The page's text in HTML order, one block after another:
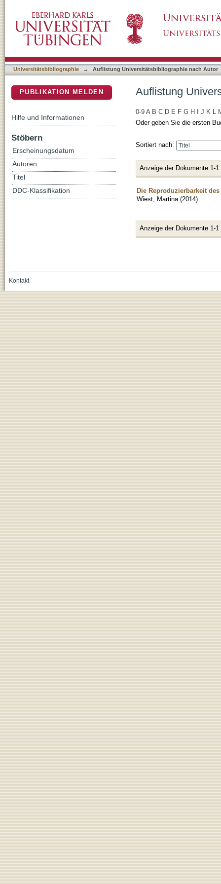
Universitätsbibliographie → Auflistung Universitätsbibliographie nach Autor
Auflistung
0-9 A B C D E F G H J K L
Oder geben Sie die ersten
Sortiert nach:
Anzeige der Dokumente 1-1
Die Reproduzierbarkeit
Wiest, Martina (2014)
Anzeige der Dokumente 1-1
PUBLIKATION MELDEN
Hilfe und Informationen
Stöbern
Erscheinungsdatum
Autoren
Titel
DDC-Klassifikation
Kontakt